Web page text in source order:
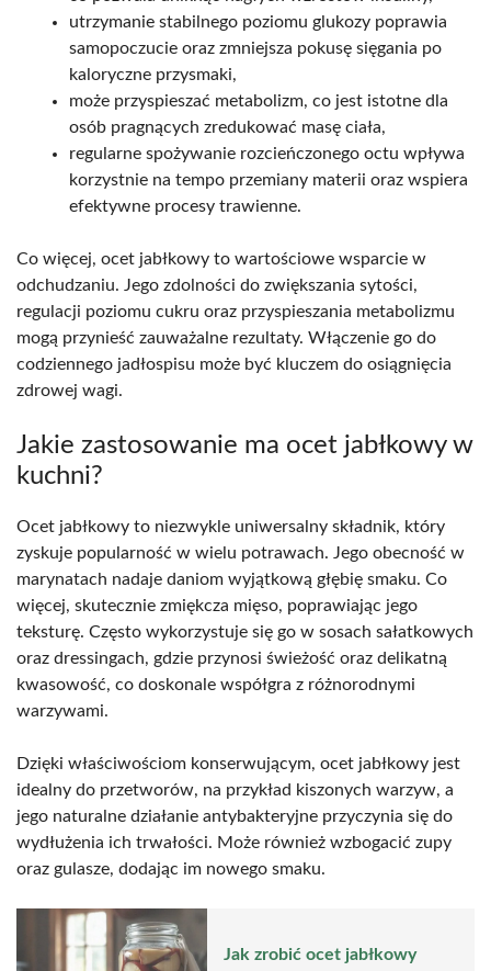
utrzymanie stabilnego poziomu glukozy poprawia
samopoczucie oraz zmniejsza pokusę sięgania po
kaloryczne przysmaki,
może przyspieszać metabolizm, co jest istotne dla
osób pragnących zredukować masę ciała,
regularne spożywanie rozcieńczonego octu wpływa
korzystnie na tempo przemiany materii oraz wspiera
efektywne procesy trawienne.
Co więcej, ocet jabłkowy to wartościowe wsparcie w
odchudzaniu. Jego zdolności do zwiększania sytości,
regulacji poziomu cukru oraz przyspieszania metabolizmu
mogą przynieść zauważalne rezultaty. Włączenie go do
codziennego jadłospisu może być kluczem do osiągnięcia
zdrowej wagi.
Jakie zastosowanie ma ocet jabłkowy w
kuchni?
Ocet jabłkowy to niezwykle uniwersalny składnik, który
zyskuje popularność w wielu potrawach. Jego obecność w
marynatach nadaje daniom wyjątkową głębię smaku. Co
więcej, skutecznie zmiękcza mięso, poprawiając jego
teksturę. Często wykorzystuje się go w sosach sałatkowych
oraz dressingach, gdzie przynosi świeżość oraz delikatną
kwasowość, co doskonale współgra z różnorodnymi
warzywami.
Dzięki właściwościom konserwującym, ocet jabłkowy jest
idealny do przetworów, na przykład kiszonych warzyw, a
jego naturalne działanie antybakteryjne przyczynia się do
wydłużenia ich trwałości. Może również wzbogacić zupy
oraz gulasze, dodając im nowego smaku.
Jak zrobić ocet jabłkowy